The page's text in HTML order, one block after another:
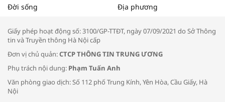
Tọa đàm “Xúc tiến thương mại: Khơi
Bác sĩ tư vấn cách phòng tránh bệnh
đường hô hấp trong thời tiết giao mùa
Đời sống Địa phương
Giấy phép hoạt động số: 3100/GP-TTĐT, ngày 07/09/2021 do Sở Thông
tin và Truyền thông Hà Nội cấp
Đơn vị chủ quản:CTCP THÔNG TIN TRUNG ƯƠNG
Phụ trách nội dung: Phạm Tuấn Anh
Văn phòng giao dịch: Số 112 phố Trung Kính, Yên Hòa, Cầu Giấy, Hà
Nội